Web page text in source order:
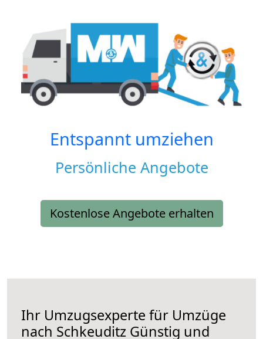
Entspannt umziehen
Persönliche Angebote
Kostenlose Angebote erhalten
Ihr Umzugsexperte für Umzüge
nach Schkeuditz Günstig und